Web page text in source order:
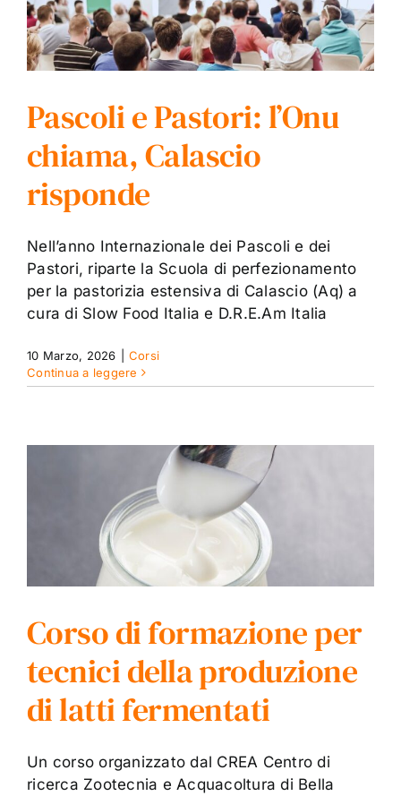
Pascoli e Pastori: l’Onu
chiama, Calascio
risponde
Nell’anno Internazionale dei Pascoli e dei
Pastori, riparte la Scuola di perfezionamento
per la pastorizia estensiva di Calascio (Aq) a
cura di Slow Food Italia e D.R.E.Am Italia
10 Marzo, 2026
Corsi
Continua a leggere
Corso di formazione per
tecnici della produzione
di latti fermentati
Un corso organizzato dal CREA Centro di
ricerca Zootecnia e Acquacoltura di Bella